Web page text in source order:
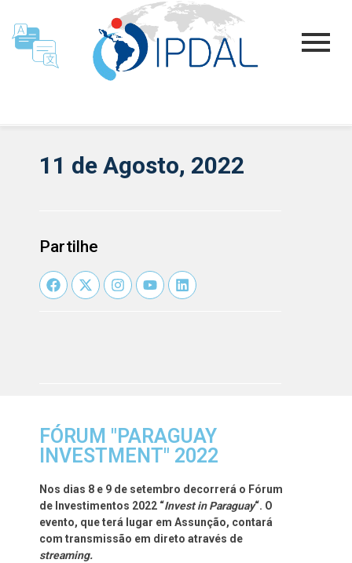
11 de Agosto, 2022
Partilhe
FÓRUM "PARAGUAY
INVESTMENT" 2022
Nos dias 8 e 9 de setembro decorrerá o Fórum
de Investimentos 2022 “Invest in Paraguay“. O
evento, que terá lugar em Assunção, contará
com transmissão em direto através de
streaming.